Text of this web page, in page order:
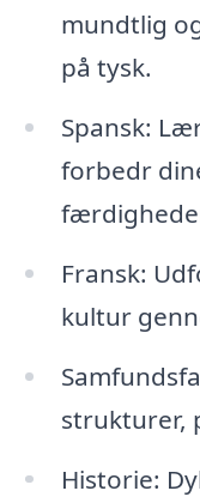
mundtlig
på tysk.
Spansk:
forbedr
Fransk:
kultur
strukturer,
Historie: